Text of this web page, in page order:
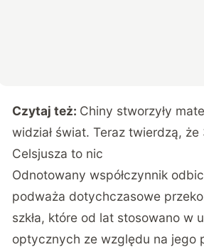
Czytaj też: Chiny stworzyły
widział świat. Teraz twierdzą,
Celsjusza to nic
Odnotowany współczynnik
podważa dotychczasowe
szkła, które od lat stosowano w
optycznych ze względu na jego